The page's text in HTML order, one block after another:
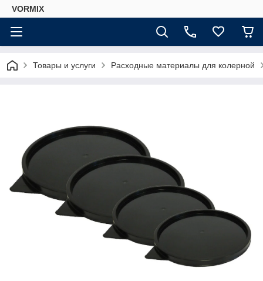
VORMIX
Товары и услуги Расходные материалы для колерной